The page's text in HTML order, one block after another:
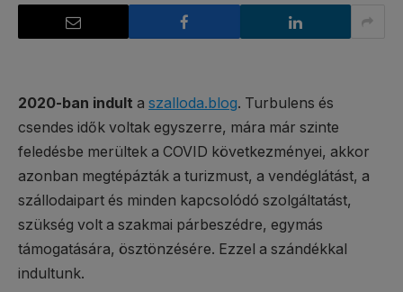
2020-ban indult a szalloda.blog. Turbulens és
csendes idők voltak egyszerre, mára már szinte
feledésbe merültek a COVID következményei, akkor
azonban megtépázták a turizmust, a vendéglátást, a
szállodaipart és minden kapcsolódó szolgáltatást,
szükség volt a szakmai párbeszédre, egymás
támogatására, ösztönzésére. Ezzel a szándékkal
indultunk.